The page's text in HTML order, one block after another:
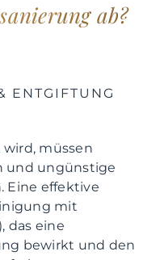
ab?
ENTGIFTUNG
müssen
und ungünstige
Eine effektive
mit
das eine
bewirkt und den